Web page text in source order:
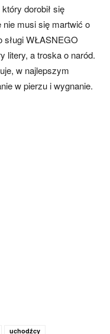
dorobił się
musi się martwić o
sługi WŁASNEGO
litery, a troska o naród.
w najlepszym
w pierzu i wygnanie.
uchodźcy